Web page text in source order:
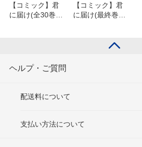
【コミック】君
に届け(全30巻)
【コミック】君
に届け(最終巻完
ヘルプ・ご質問
配送料について
支払い方法について